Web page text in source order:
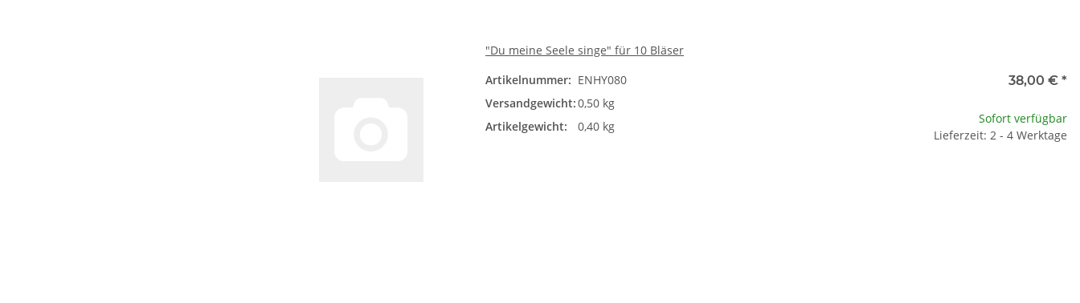
"Du meine Seele singe" für 10 Bläser
Artikelnummer: ENHY080
Versandgewicht:0,50 kg
Artikelgewicht:
0,40 kg
38,00 € *
Sofort verfügbar
Lieferzeit: 2 - 4 Werktage